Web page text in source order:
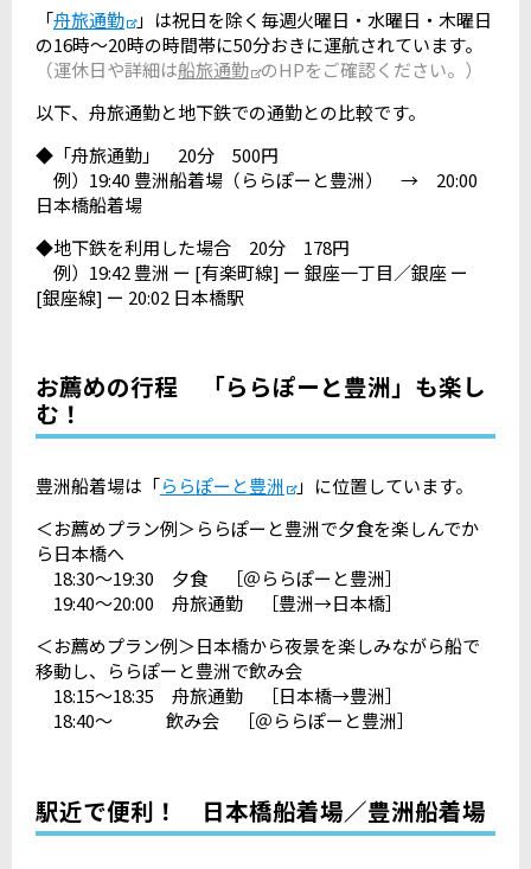
「舟旅通勤 」は祝日を除く毎週火曜日・水曜日・木曜日
の16時～20時の時間帯に50分おきに運航されています。
（運休日や詳細は船旅通勤 のHPをご確認ください。）
以下、舟旅通勤と地下鉄での通勤との比較です。
◆「舟旅通勤」 20分 500円
例）19:40 豊洲船着場（ららぽーと豊洲） → 20:00
日本橋船着場
◆地下鉄を利用した場合 20分 178円
例）19:42 豊洲 ー [有楽町線] ー 銀座一丁目／銀座 ー
[銀座線] ー 20:02 日本橋駅
お薦めの行程 「ららぽーと豊洲」も楽し
む！
豊洲船着場は「ららぽーと豊洲 」に位置しています。
＜お薦めプラン例＞ららぽーと豊洲で夕食を楽しんでか
ら日本橋へ
18:30～19:30 夕食 ［＠ららぽーと豊洲］
19:40～20:00 舟旅通勤 ［豊洲→日本橋］
＜お薦めプラン例＞日本橋から夜景を楽しみながら船で
移動し、ららぽーと豊洲で飲み会
18:15～18:35 舟旅通勤 ［日本橋→豊洲］
18:40～ 飲み会 ［＠ららぽーと豊洲］
駅近で便利！ 日本橋船着場／豊洲船着場